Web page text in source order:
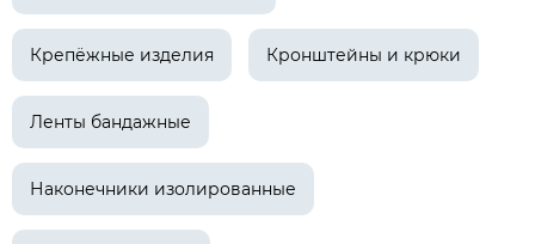
Крепёжные изделия Кронштейны и крюки
Ленты бандажные
Наконечники изолированные